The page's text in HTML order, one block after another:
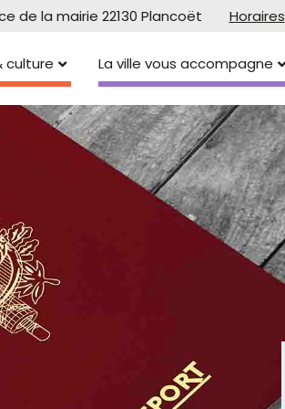
de la mairie 22130 Plancoët Horaires
culture La ville vous accompagne